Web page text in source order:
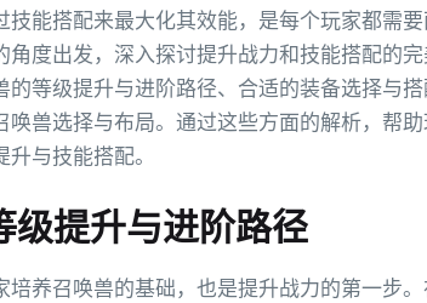
技能搭配来最大化其效能，是每个玩家都需
角度出发，深入探讨提升战力和技能搭配的
的等级提升与进阶路径、合适的装备选择与
唤兽选择与布局。通过这些方面的解析，帮
与技能搭配。
级提升与进阶路径
培养召唤兽的基础，也是提升战力的第一步